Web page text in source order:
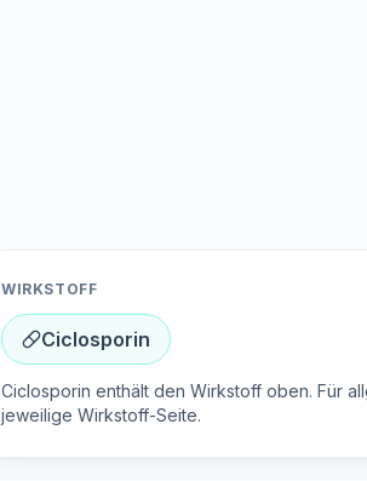
WIRKSTOFF
Ciclosporin
Ciclosporin enthält den Wirkstoff oben. Für
jeweilige Wirkstoff-Seite.